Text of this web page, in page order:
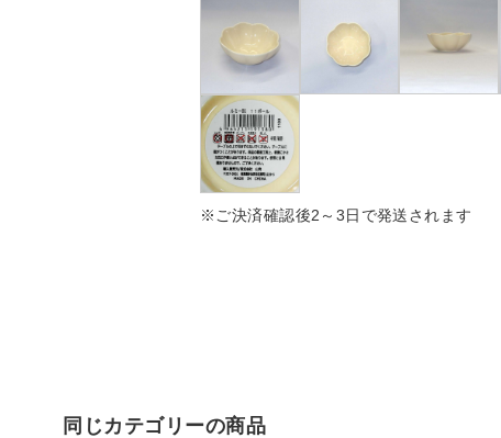
※ご決済確認後2～3日で発送されます
同じカテゴリーの商品